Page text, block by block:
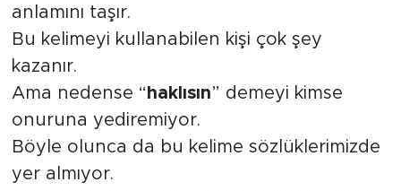
anlamını taşır.
Bu kelimeyi kullanabilen kişi çok şey
kazanır.
Ama nedense “ haklısın” demeyi kimse
onuruna yediremiyor.
Böyle olunca da bu kelime sözlüklerimizde
yer almıyor.